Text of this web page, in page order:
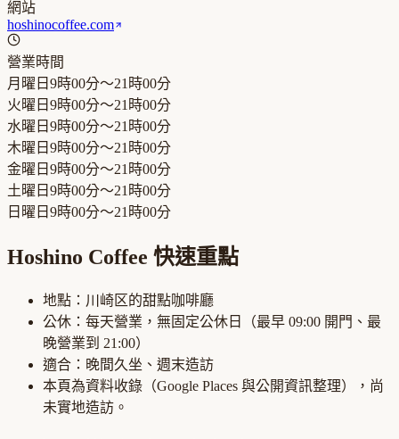
網站
hoshinocoffee.com
營業時間
月曜日 9時00分～21時00分
火曜日 9時00分～21時00分
水曜日 9時00分～21時00分
木曜日 9時00分～21時00分
金曜日 9時00分～21時00分
土曜日 9時00分～21時00分
日曜日 9時00分～21時00分
Hoshino Coffee 快速重點
地點： 川崎区的甜點咖啡廳
公休： 每天營業，無固定公休日 （最早 09:00 開門、最
晚營業到 21:00）
適合： 晚間久坐、週末造訪
本頁為資料收錄（Google Places 與公開資訊整理），尚
未實地造訪。